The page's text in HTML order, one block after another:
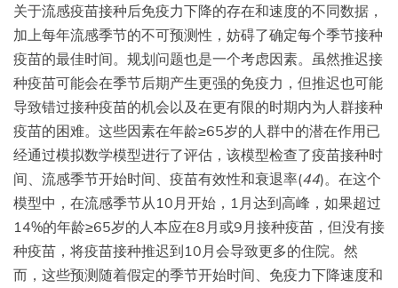
关于流感疫苗接种后免疫力下降的存在和速度的不同数据，
加上每年流感季节的不可预测性，妨碍了确定每个季节接种
疫苗的最佳时间。规划问题也是一个考虑因素。虽然推迟接
种疫苗可能会在季节后期产生更强的免疫力，但推迟也可能
导致错过接种疫苗的机会以及在更有限的时期内为人群接种
疫苗的困难。这些因素在年龄≥65岁的人群中的潜在作用已
经通过模拟数学模型进行了评估，该模型检查了疫苗接种时
间、流感季节开始时间、疫苗有效性和衰退率(44)。在这个
模型中，在流感季节从10月开始，1月达到高峰，如果超过
14%的年龄≥65岁的人本应在8月或9月接种疫苗，但没有接
种疫苗，将疫苗接种推迟到10月会导致更多的住院。然
而，这些预测随着假定的季节开始时间、免疫力下降速度和